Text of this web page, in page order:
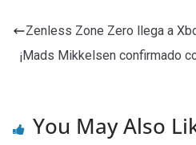
Zenless Zone Zero llega a
¡Mads Mikkelsen confirmado
You May Also